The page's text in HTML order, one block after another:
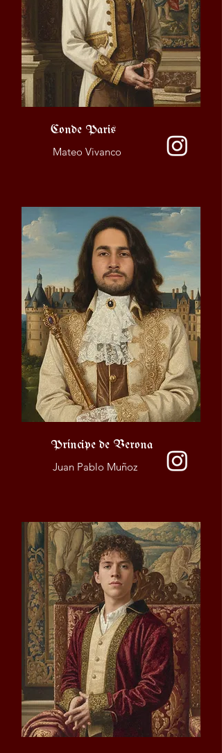
Conde Paris
Mateo Vivanco
Príncipe de Verona
Juan Pablo Muñoz